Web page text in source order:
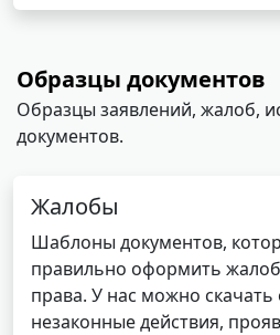
Образцы документов
Образцы заявлений, жалоб,
документов.
Жалобы
Шаблоны документов,
правильно оформить
права. У нас можно
незаконные действия,